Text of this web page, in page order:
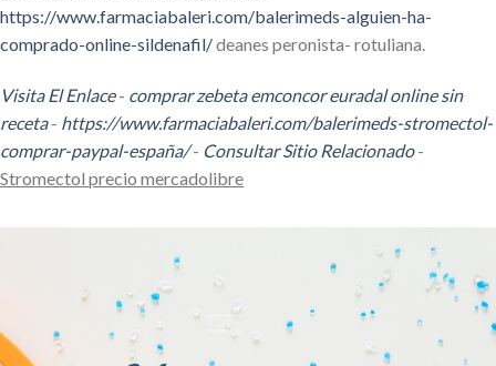
https://www.farmaciabaleri.com/balerimeds-alguien-ha-
comprado-online-sildenafil/deanes peronista- rotuliana.
Visita El Enlace- comprar zebeta emconcor euradal online sin
receta- https://www.farmaciabaleri.com/balerimeds-stromectol-
comprar-paypal-españa/- Consultar Sitio Relacionado-
Stromectol precio mercadolibre